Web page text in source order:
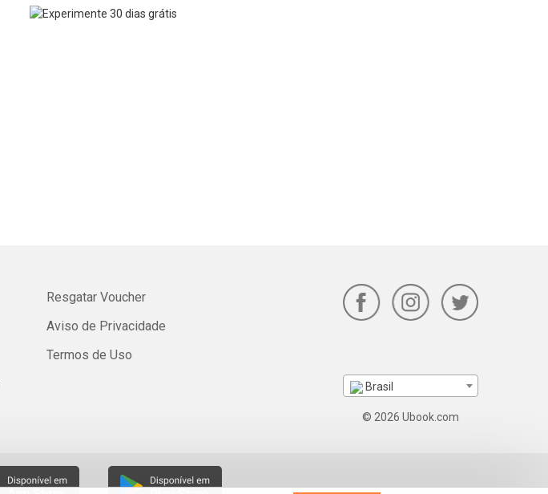
Resgatar Voucher
Aviso de Privacidade
Termos de Uso
Brasil
© 2026 Ubook.com